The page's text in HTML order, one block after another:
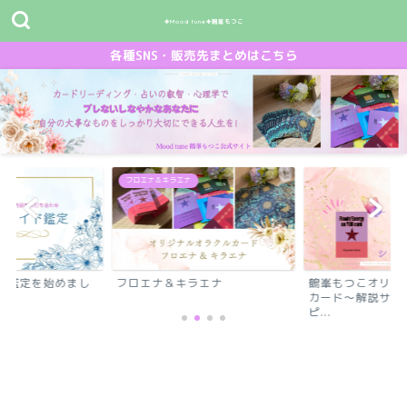
✤Mood tune✤鶴峯もつこ
各種SNS・販売先まとめはこちら
鑑定を始めまし
フロエナ＆キラエナ
フロエナ＆キラエナ
鶴峯もつこオリ
カード～解説サ
ピ...